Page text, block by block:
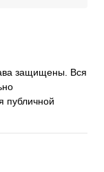
защищены. Вся
публичной